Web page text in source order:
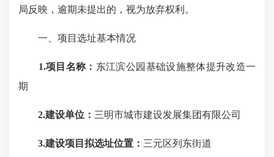
局反映，逾期未提出的，视为放弃权利。
一、项目选址基本情况
1.项目名称： 东江滨公园基础设施整体提升改造一
期
2.建设单位： 三明市城市建设发展集团有限公司
3.建设项目拟选址位置： 三元区列东街道